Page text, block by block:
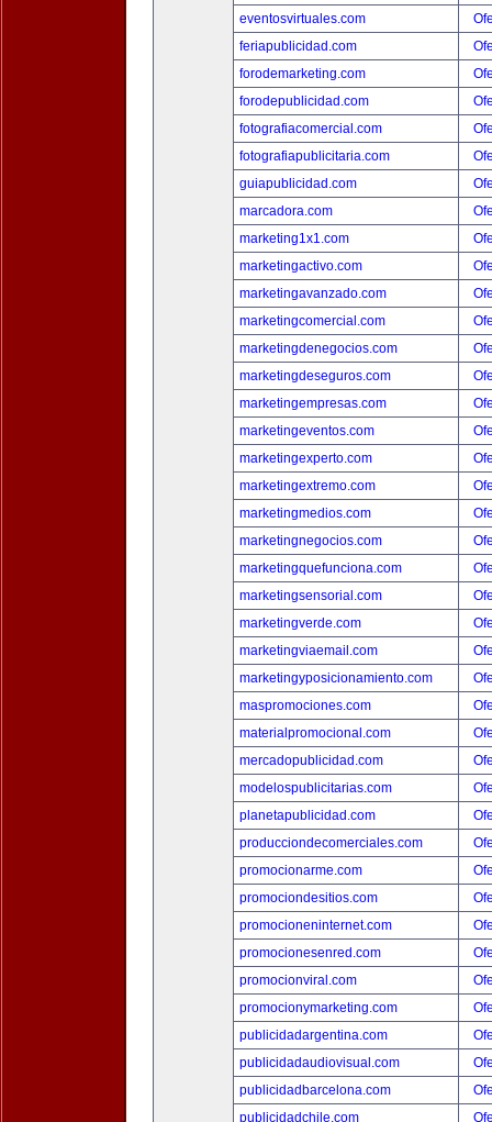
eventosvirtuales.com
feriapublicidad.com
forodemarketing.com
forodepublicidad.com
fotografiacomercial.com
fotografiapublicitaria.com
guiapublicidad.com
marcadora.com
marketing1x1.com
marketingactivo.com
marketingavanzado.com
marketingcomercial.com
marketingdenegocios.com
marketingdeseguros.com
marketingempresas.com
marketingeventos.com
marketingexperto.com
marketingextremo.com
marketingmedios.com
marketingnegocios.com
marketingquefunciona.com
marketingsensorial.com
marketingverde.com
marketingviaemail.com
marketingyposicionamiento.com
maspromociones.com
materialpromocional.com
mercadopublicidad.com
modelospublicitarias.com
planetapublicidad.com
producciondecomerciales.com
promocionarme.com
promociondesitios.com
promocioneninternet.com
promocionesenred.com
promocionviral.com
promocionymarketing.com
publicidadargentina.com
publicidadaudiovisual.com
publicidadbarcelona.com
publicidadchile.com